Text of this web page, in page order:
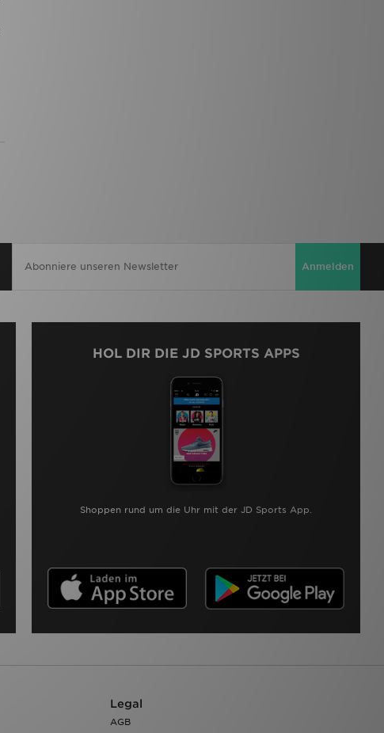
Anmelden
HOL DIR DIE JD SPORTS APPS
Shoppen rund um die Uhr mit der JD Sports App.
Legal
AGB